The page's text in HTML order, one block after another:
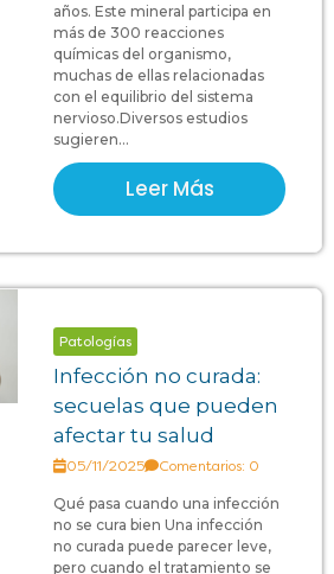
años. Este mineral participa en
más de 300 reacciones
químicas del organismo,
muchas de ellas relacionadas
con el equilibrio del sistema
nervioso.Diversos estudios
sugieren...
Leer Más
Patologías
Infección no curada:
secuelas que pueden
afectar tu salud
05/11/2025 Comentarios: 0
Qué pasa cuando una infección
no se cura bien Una infección
no curada puede parecer leve,
pero cuando el tratamiento se